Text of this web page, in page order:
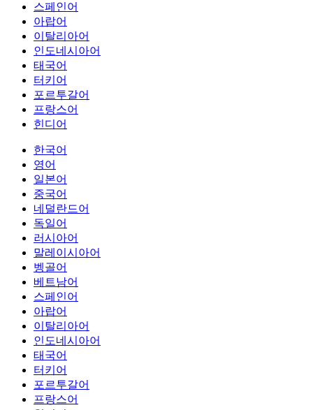
스페인어
아랍어
이탈리아어
인도네시아어
태국어
터키어
포르투갈어
프랑스어
힌디어
한국어
영어
일본어
중국어
네덜란드어
독일어
러시아어
말레이시아어
벵골어
베트남어
스페인어
아랍어
이탈리아어
인도네시아어
태국어
터키어
포르투갈어
프랑스어